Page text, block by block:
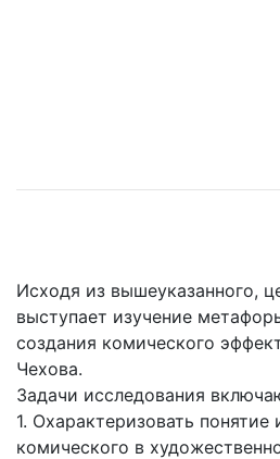
Исходя из вышеуказанного,
выступает изучение
создания комического
Чехова.
Задачи исследования
1. Охарактеризовать понятие
комического в